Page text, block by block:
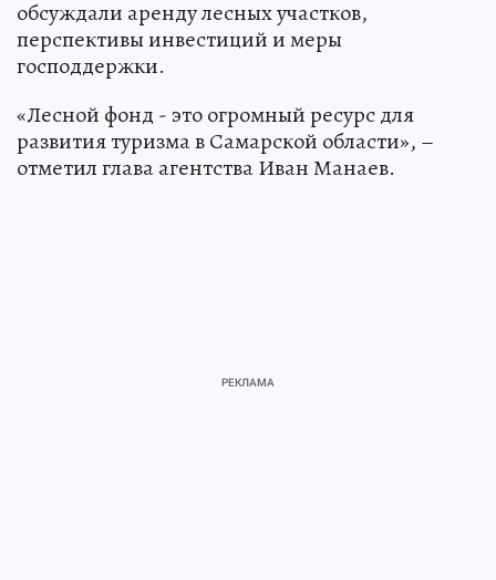
обсуждали аренду лесных участков,
перспективы инвестиций и меры
господдержки.
«Лесной фонд - это огромный ресурс для
развития туризма в Самарской области», –
отметил глава агентства Иван Манаев.